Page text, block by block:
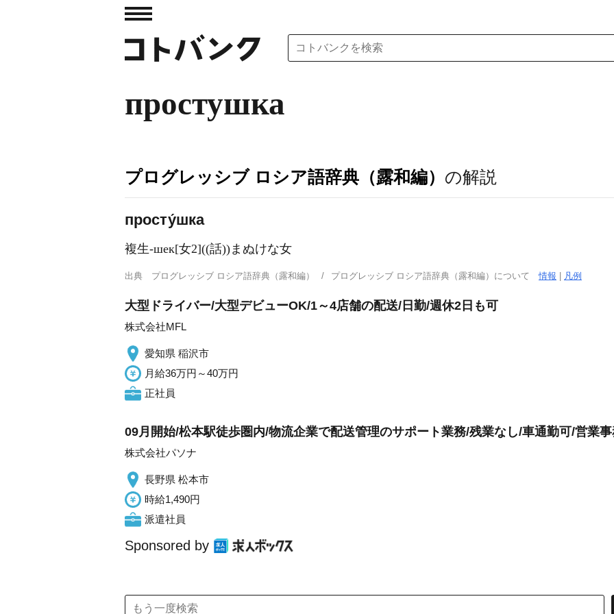
простушка
プログレッシブ ロシア語辞典（露和編） の解説
просту́шка
複生-шек[女2]((話))まぬけな女
出典 プログレッシブ ロシア語辞典（露和編） プログレッシブ ロシア語辞典（露和編）について情報 凡例
大型ドライバー/大型デビューOK/1～4店舗の配送/日勤/週休2日も可
株式会社MFL
愛知県 稲沢市
月給36万円～40万円
正社員
09月開始/松本駅徒歩圏内/物流企業で配送管理のサポート業務/残業なし/車通勤可/営業
株式会社パソナ
長野県 松本市
時給1,490円
派遣社員
Sponsored by